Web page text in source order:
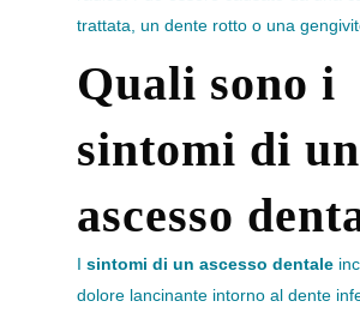
trattata, un dente rotto o una
Quali sono i
sintomi di un
ascesso
I sintomi di un ascesso dentale
dolore lancinante intorno al dente